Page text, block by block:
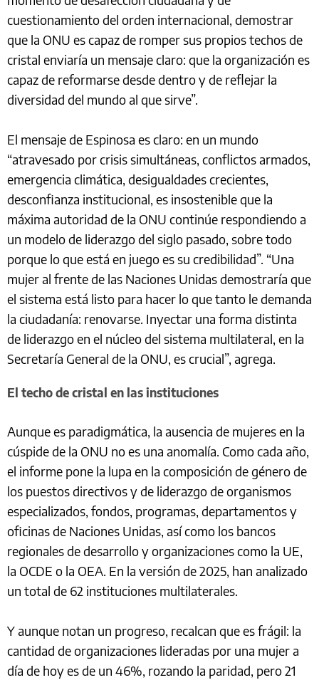
cuestionamiento del orden internacional, demostrar
que la ONU es capaz de romper sus propios techos de
cristal enviaría un mensaje claro: que la organización es
capaz de reformarse desde dentro y de reflejar la
diversidad del mundo al que sirve”.
El mensaje de Espinosa es claro: en un mundo
“atravesado por crisis simultáneas, conflictos armados,
emergencia climática, desigualdades crecientes,
desconfianza institucional, es insostenible que la
máxima autoridad de la ONU continúe respondiendo a
un modelo de liderazgo del siglo pasado, sobre todo
porque lo que está en juego es su credibilidad”. “Una
mujer al frente de las Naciones Unidas demostraría que
el sistema está listo para hacer lo que tanto le demanda
la ciudadanía: renovarse. Inyectar una forma distinta
de liderazgo en el núcleo del sistema multilateral, en la
Secretaría General de la ONU, es crucial”, agrega.
El techo de cristal en las instituciones
Aunque es paradigmática, la ausencia de mujeres en la
cúspide de la ONU no es una anomalía. Como cada año,
el informe pone la lupa en la composición de género de
los puestos directivos y de liderazgo de organismos
especializados, fondos, programas, departamentos y
oficinas de Naciones Unidas, así como los bancos
regionales de desarrollo y organizaciones como la UE,
la OCDE o la OEA. En la versión de 2025, han analizado
un total de 62 instituciones multilaterales.
Y aunque notan un progreso, recalcan que es frágil: la
cantidad de organizaciones lideradas por una mujer a
día de hoy es de un 46%, rozando la paridad, pero 21